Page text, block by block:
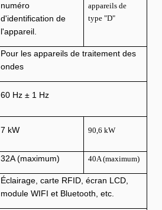
numéro
d'identification de
l'appareil.
appareils de
type "D"
Pour les appareils de traitement des
ondes
60 Hz ± 1 Hz
7 kW 90,6 kW
32A (maximum) 40A (maximum)
Éclairage, carte RFID, écran LCD,
module WIFI et Bluetooth, etc.